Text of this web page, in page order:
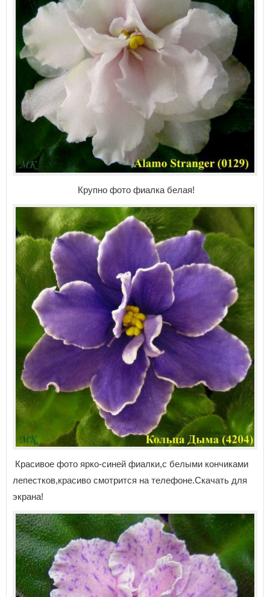
Крупно фото фиалка белая!
Красивое фото ярко-синей фиалки,с белыми кончиками
лепестков,красиво смотрится на телефоне.Скачать для
экрана!